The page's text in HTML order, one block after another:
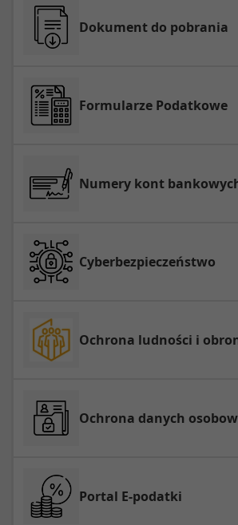
Dokument do pobrania
Formularze Podatkowe
Numery kont
Cyberbezpieczeństwo
Ochrona ludności i
Ochrona danych
Portal E-podatki